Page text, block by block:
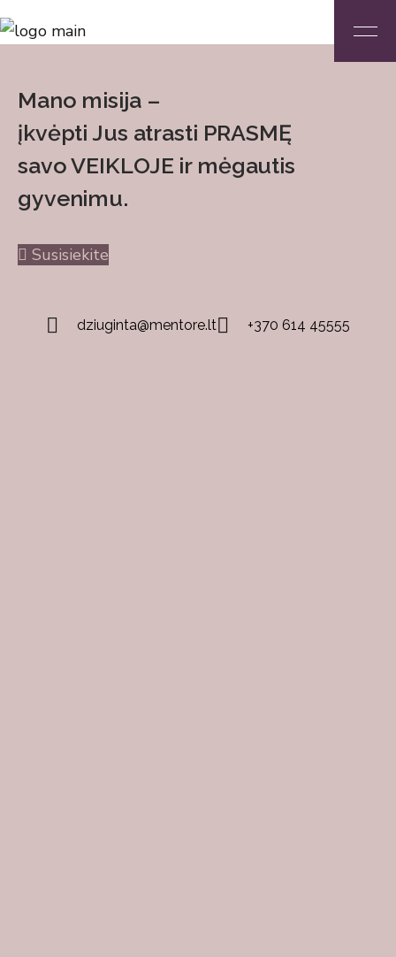
Mano misija –
įkvėpti Jus atrasti PRASMĘ
savo VEIKLOJE ir mėgautis
gyvenimu.
Susisiekite
dziuginta@mentore.lt +370 614 45555